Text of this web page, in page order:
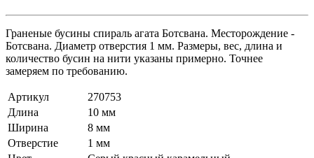
Граненые бусины спираль агата Ботсвана. Месторождение -
Ботсвана. Диаметр отверстия 1 мм. Размеры, вес, длина и
количество бусин на нити указаны примерно. Точнее
замеряем по требованию.
Артикул
270753
Длина
10 мм
Ширина
8 мм
Отверстие
1 мм